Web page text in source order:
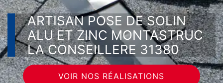
ARTISAN POSE DE SOLIN
ALU ET ZINC MONTASTRUC
LA CONSEILLERE 31380
VOIR NOS RÉALISATIONS